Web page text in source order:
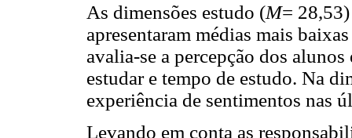
As dimensões estudo (M=
apresentaram médias mais
avalia-se a percepção dos
estudar e tempo de estudo. Na
experiência de sentimentos nas
Levando em conta as